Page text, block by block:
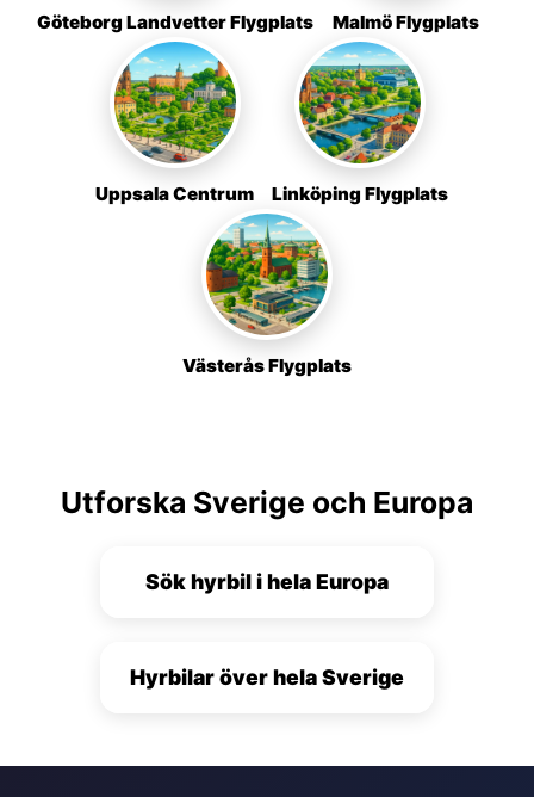
Göteborg Landvetter Flygplats Malmö Flygplats
Uppsala Centrum Linköping Flygplats
Västerås Flygplats
Utforska Sverige och Europa
Sök hyrbil i hela Europa
Hyrbilar över hela Sverige